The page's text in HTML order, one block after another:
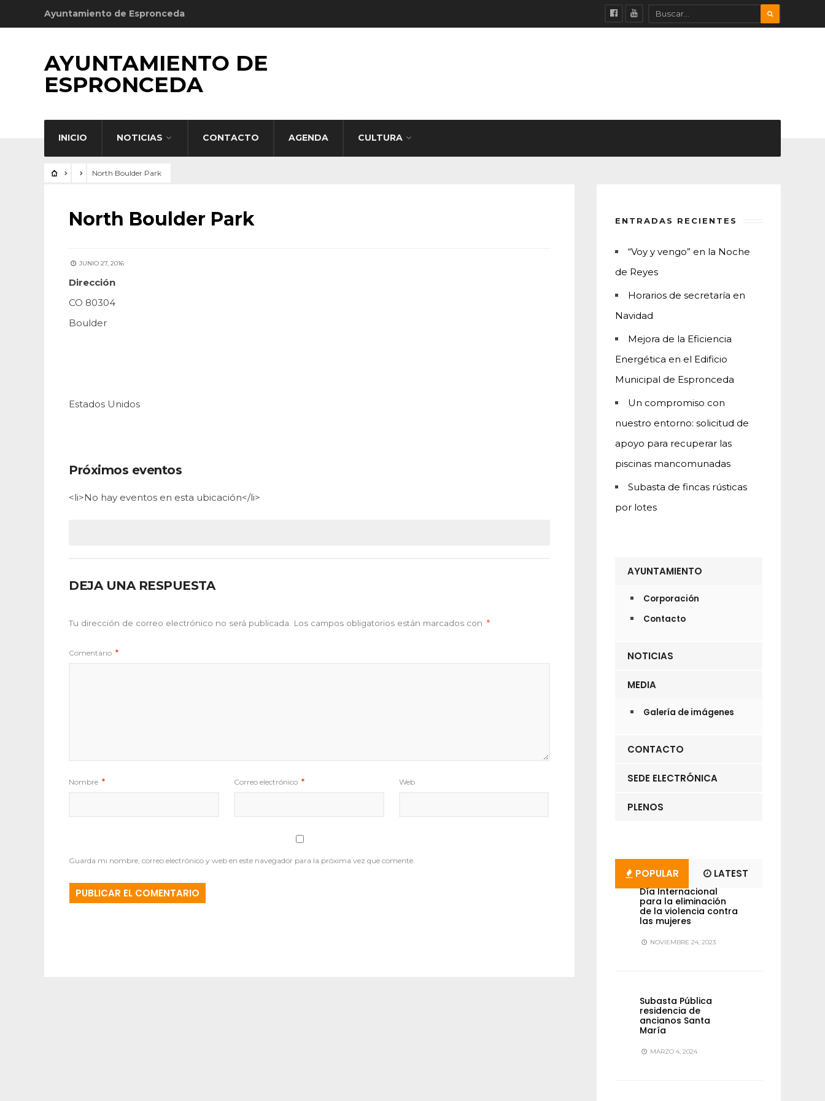
Ayuntamiento de Espronceda
AYUNTAMIENTO DE
ESPRONCEDA
INICIO NOTICIAS CONTACTO AGENDA CULTURA
North Boulder Park
North Boulder Park
JUNIO 27, 2016
Dirección
CO 80304
Boulder
Estados Unidos
Próximos eventos
<li>No hay eventos en esta ubicación</li>
DEJA UNA RESPUESTA
Tu dirección de correo electrónico no será publicada. Los campos obligatorios están marcados con *
Comentario *
Nombre * Correo electrónico * Web
Guarda mi nombre, correo electrónico y web en este navegador para la próxima vez que comente.
ENTRADAS RECIENTES
“Voy y vengo” en la Noche
de Reyes
Horarios de secretaría en
Navidad
Mejora de la Eficiencia
Energética en el Edificio
Municipal de Espronceda
Un compromiso con
nuestro entorno: solicitud de
apoyo para recuperar las
piscinas mancomunadas
Subasta de fincas rústicas
por lotes
AYUNTAMIENTO
Corporación
Contacto
NOTICIAS
MEDIA
Galería de imágenes
CONTACTO
SEDE ELECTRÓNICA
PLENOS
POPULAR LATEST
Día Internacional
para la eliminación
de la violencia contra
las mujeres
NOVIEMBRE 24, 2023
Subasta Pública
residencia de
ancianos Santa
María
MARZO 4, 2024